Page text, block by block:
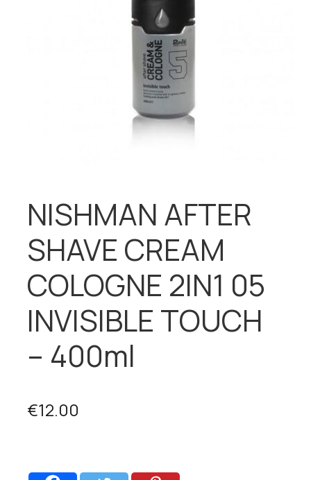
NISHMAN AFTER
SHAVE CREAM
COLOGNE 2IN1 05
INVISIBLE TOUCH
– 400ml
€12.00